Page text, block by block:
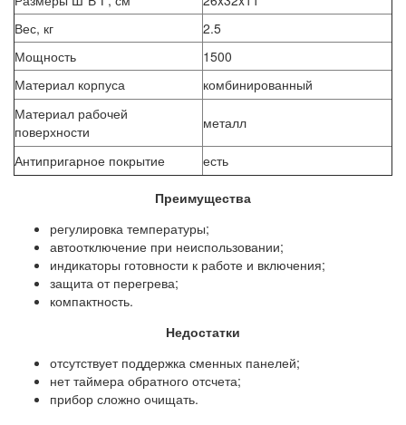
Вес, кг
2.5
Мощность
1500
Материал корпуса
комбинированный
Материал рабочей
поверхности
металл
Антипригарное покрытие есть
Преимущества
регулировка температуры;
автоотключение при неиспользовании;
индикаторы готовности к работе и включения;
защита от перегрева;
компактность.
Недостатки
отсутствует поддержка сменных панелей;
нет таймера обратного отсчета;
прибор сложно очищать.